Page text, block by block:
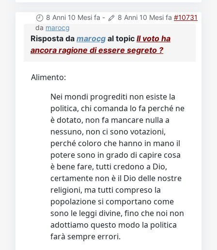
8 Anni 10 Mesi fa - 8 Anni 10 Mesi fa #10731
da marocg
Risposta da marocg al topic Il voto ha
ancora ragione di essere segreto ?
Alimento:
Nei mondi progrediti non esiste la
politica, chi comanda lo fa perché ne
è dotato, non fa mancare nulla a
nessuno, non ci sono votazioni,
perché coloro che hanno in mano il
potere sono in grado di capire cosa
è bene fare, tutti credono a Dio,
certamente non è il Dio delle nostre
religioni, ma tutti compreso la
popolazione si comportano come
sono le leggi divine, fino che noi non
adottiamo questo modo la politica
farà sempre errori.